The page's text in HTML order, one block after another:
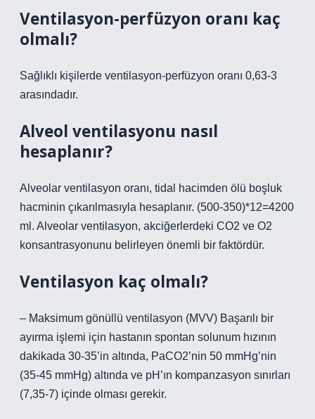
Ventilasyon-perfüzyon oranı kaç
olmalı?
Sağlıklı kişilerde ventilasyon-perfüzyon oranı 0,63-3
arasındadır.
Alveol ventilasyonu nasıl
hesaplanır?
Alveolar ventilasyon oranı, tidal hacimden ölü boşluk
hacminin çıkarılmasıyla hesaplanır. (500-350)*12=4200
ml. Alveolar ventilasyon, akciğerlerdeki CO2 ve O2
konsantrasyonunu belirleyen önemli bir faktördür.
Ventilasyon kaç olmalı?
– Maksimum gönüllü ventilasyon (MVV) Başarılı bir
ayırma işlemi için hastanın spontan solunum hızının
dakikada 30-35’in altında, PaCO2’nin 50 mmHg’nin
(35-45 mmHg) altında ve pH’ın kompanzasyon sınırları
(7,35-7) içinde olması gerekir.